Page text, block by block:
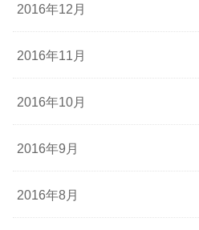
2016年12月
2016年11月
2016年10月
2016年9月
2016年8月